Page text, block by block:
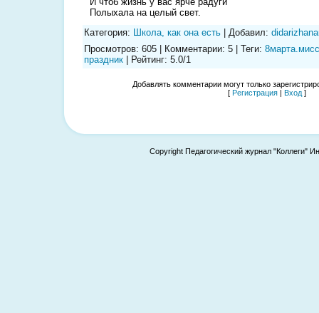
Полыхала на целый свет.
Категория: Школа, как она есть Добавил:
Просмотров: 605 Комментарии: 5 Теги:
праздник
Рейтинг: 5.0/1
Добавлять комментарии могут только
[ Регистрация | Вход ]
Copyright Педагогический журнал "Коллеги"